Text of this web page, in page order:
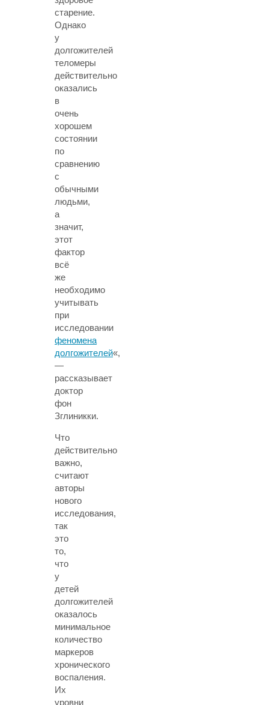
старение.
Однако
у
долгожителей
теломеры
действительно
оказались
в
очень
хорошем
состоянии
по
сравнению
с
обычными
людьми,
а
значит,
этот
фактор
всё
же
необходимо
учитывать
при
исследовании
феномена
долгожителей«,
—
рассказывает
доктор
фон
Зглиникки.
Что
действительно
важно,
считают
авторы
нового
исследования,
так
это
то,
что
у
детей
долгожителей
оказалось
минимальное
количество
маркеров
хронического
воспаления.
Их
уровни